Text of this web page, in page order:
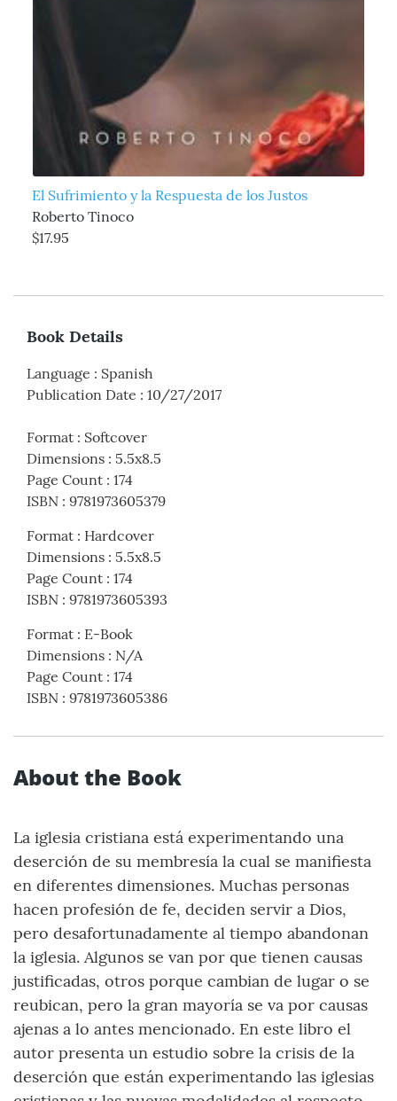
El Sufrimiento y la Respuesta de los Justos
Roberto Tinoco
$17.95
Book Details
Language : Spanish
Publication Date : 10/27/2017
Format : Softcover
Dimensions : 5.5x8.5
Page Count : 174
ISBN : 9781973605379
Format : Hardcover
Dimensions : 5.5x8.5
Page Count : 174
ISBN : 9781973605393
Format : E-Book
Dimensions : N/A
Page Count : 174
ISBN : 9781973605386
About the Book
La iglesia cristiana está experimentando una
deserción de su membresía la cual se manifiesta
en diferentes dimensiones. Muchas personas
hacen profesión de fe, deciden servir a Dios,
pero desafortunadamente al tiempo abandonan
la iglesia. Algunos se van por que tienen causas
justificadas, otros porque cambian de lugar o se
reubican, pero la gran mayoría se va por causas
ajenas a lo antes mencionado. En este libro el
autor presenta un estudio sobre la crisis de la
deserción que están experimentando las iglesias